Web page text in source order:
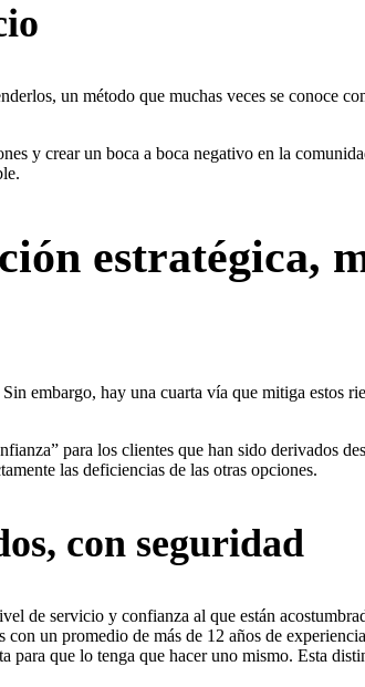
un método que muchas veces se conoce
y crear un boca a boca negativo en la
estratégica,
embargo, hay una cuarta vía que mitiga estos
para los clientes que han sido derivados
las deficiencias de las otras opciones.
con seguridad
de servicio y confianza al que están
un promedio de más de 12 años de
que lo tenga que hacer uno mismo. Esta